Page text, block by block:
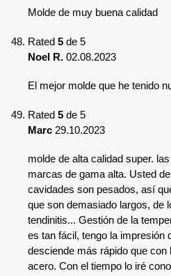
Molde de muy buena calidad
Rated 5 de 5
Noel R. 02.08.2023
El mejor molde que he tenido
Rated 5 de 5
Marc 29.10.2023
molde de alta calidad super.
marcas de gama alta. Usted
cavidades son pesados, así
que son demasiado largos, de
tendinitis... Gestión de la
es tan fácil, tengo la impresión
desciende más rápido que
acero. Con el tiempo lo iré